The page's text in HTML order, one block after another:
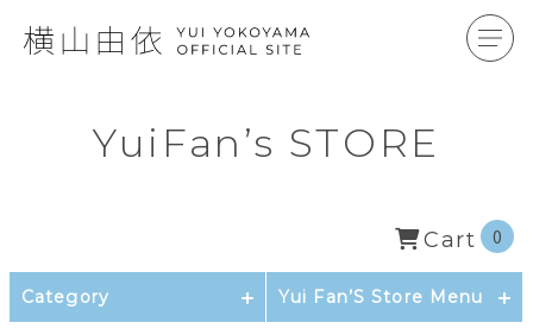
YuiFan’s STORE
Cart 0
Category Yui Fan’S Store Menu